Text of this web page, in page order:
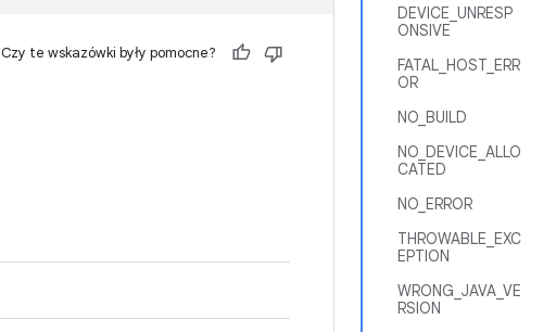
DEVICE_UNRESP
ONSIVE
FATAL_HOST_ERR
OR
NO_BUILD
NO_DEVICE_ALLO
CATED
NO_ERROR
THROWABLE_EXC
EPTION
WRONG_JAVA_VE
RSION
Czy te wskazówki były pomocne?